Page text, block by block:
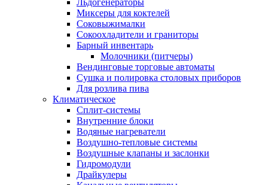
Льдогенераторы
Миксеры для коктелей
Соковыжималки
Сокоохладители и граниторы
Барный инвентарь
Молочники (питчеры)
Вендинговые торговые автоматы
Сушка и полировка столовых приборов
Для розлива пива
Климатическое
Сплит-системы
Внутренние блоки
Водяные нагреватели
Воздушно-тепловые системы
Воздушные клапаны и заслонки
Гидромодули
Драйкулеры